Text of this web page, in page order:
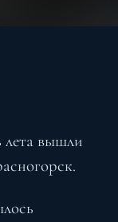
лета вышли